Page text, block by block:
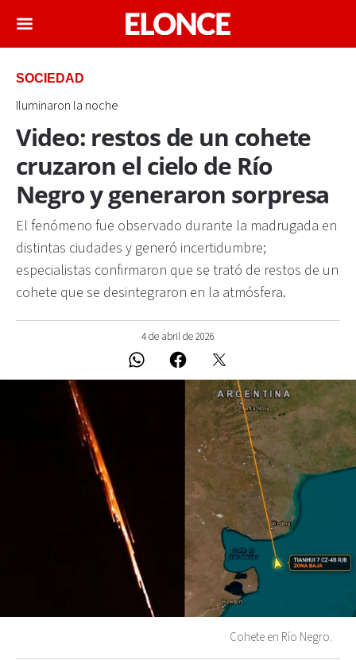
SOCIEDAD
Iluminaron la noche
Video: restos de un cohete
cruzaron el cielo de Río
Negro y generaron sorpresa
El fenómeno fue observado durante la madrugada en
distintas ciudades y generó incertidumbre;
especialistas confirmaron que se trató de restos de un
cohete que se desintegraron en la atmósfera.
4 de abril de 2026
Cohete en Río Negro.